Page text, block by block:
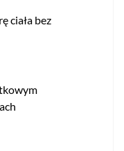
ciała bez